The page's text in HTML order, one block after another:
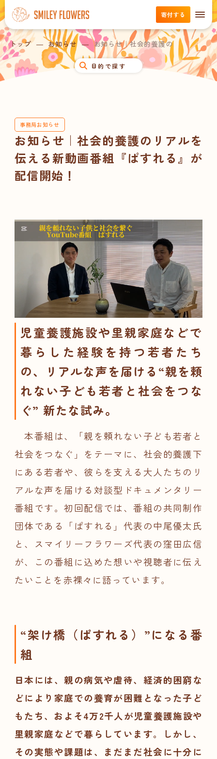
寄付する
目的で探す
トップ お知らせ お知らせ｜社会的養護のリアルを伝
事務局お知らせ
お知らせ｜社会的養護のリアルを
伝える新動画番組『ぱすれる』が
配信開始！
児童養護施設や里親家庭などで
暮らした経験を持つ若者たち
の、リアルな声を届ける“親を頼
れない子ども若者と社会をつな
ぐ” 新たな試み。
本番組は、「親を頼れない子ども若者と
社会をつなぐ」をテーマに、社会的養護下
にある若者や、彼らを支える大人たちのリ
アルな声を届ける対談型ドキュメンタリー
番組です。初回配信では、番組の共同制作
団体である「ぱすれる」代表の中尾優太氏
と、スマイリーフラワーズ代表の窪田広信
が、この番組に込めた想いや視聴者に伝え
たいことを赤裸々に語っています。
“架け橋（ぱすれる）”になる番
組
日本には、親の病気や虐待、経済的困窮な
どにより家庭での養育が困難となった子ど
もたち、およそ4万2千人が児童養護施設や
里親家庭などで暮らしています。しかし、
その実態や課題は、まだまだ社会に十分に